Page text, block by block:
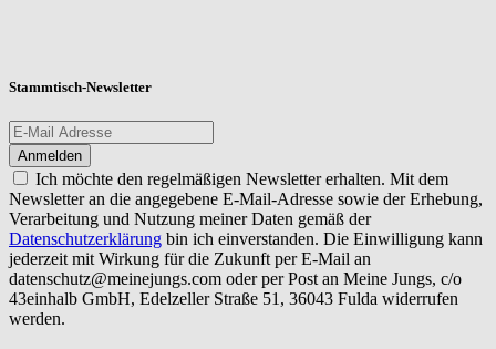
Stammtisch-Newsletter
Ich möchte den regelmäßigen Newsletter erhalten. Mit dem
Newsletter an die angegebene E-Mail-Adresse sowie der Erhebung,
Verarbeitung und Nutzung meiner Daten gemäß der
Datenschutzerklärung bin ich einverstanden. Die Einwilligung kann
jederzeit mit Wirkung für die Zukunft per E-Mail an
datenschutz@meinejungs.com oder per Post an Meine Jungs, c/o
43einhalb GmbH, Edelzeller Straße 51, 36043 Fulda widerrufen
werden.